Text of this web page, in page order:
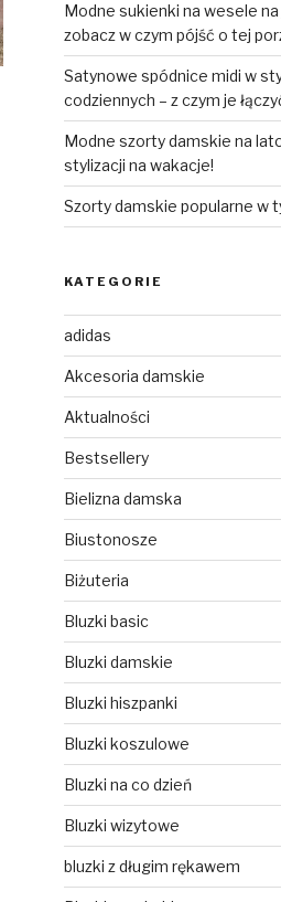
Modne sukienki na wesele na
zobacz w czym pójść o tej
Satynowe spódnice midi w
codziennych – z czym je
Modne szorty damskie na
stylizacji na wakacje!
Szorty damskie popularne w
KATEGORIE
adidas
Akcesoria damskie
Aktualności
Bestsellery
Bielizna damska
Biustonosze
Biżuteria
Bluzki basic
Bluzki damskie
Bluzki hiszpanki
Bluzki koszulowe
Bluzki na co dzień
Bluzki wizytowe
bluzki z długim rękawem